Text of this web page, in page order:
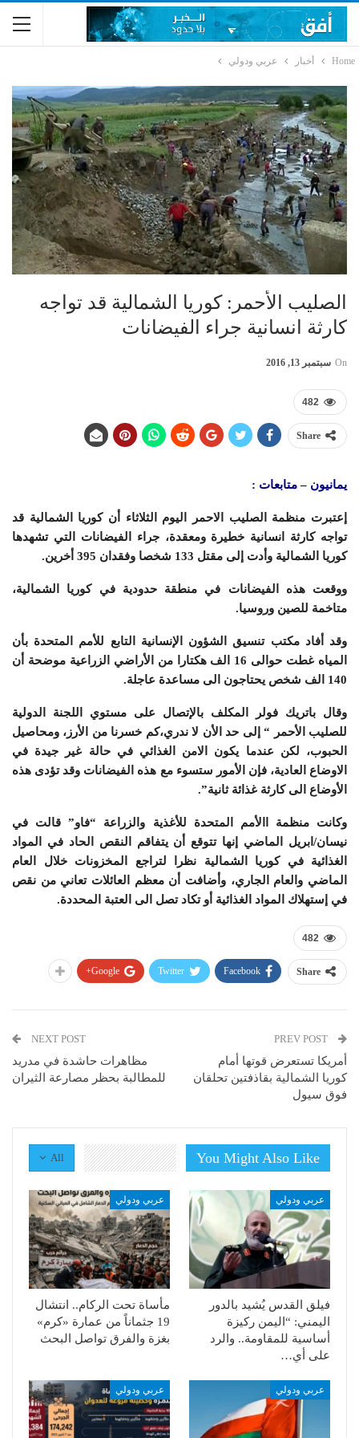
Home أخبار عربي ودولي
الصليب الأحمر: كوريا الشمالية قد تواجه
كارثة انسانية جراء الفيضانات
On سبتمبر 13, 2016
482
Share
يمانيون – متابعات :
إعتبرت منظمة الصليب الاحمر اليوم الثلاثاء أن كوريا الشمالية قد
تواجه كارثة انسانية خطيرة ومعقدة، جراء الفيضانات التي تشهدها
كوريا الشمالية وأدت إلى مقتل 133 شخصا وفقدان 395 أخرين.
ووقعت هذه الفيضانات في منطقة حدودية في كوريا الشمالية،
متاخمة للصين وروسيا.
وقد أفاد مكتب تنسيق الشؤون الإنسانية التابع للأمم المتحدة بأن
المياه غطت حوالى 16 الف هكتارا من الأراضي الزراعية موضحة أن
140 الف شخص يحتاجون الى مساعدة عاجلة.
وقال باتريك فولر المكلف بالإتصال على مستوي اللجنة الدولية
للصليب الأحمر “ إلى حد الأن لا ندري،كم خسرنا من الأرز، ومحاصيل
الحبوب، لكن عندما يكون الامن الغذائي في حالة غير جيدة في
الاوضاع العادية، فإن الأمور ستسوء مع هذه الفيضانات وقد تؤدى هذه
الأوضاع الى كارثة غذائة ثانية”.
وكانت منظمة االأمم المتحدة للأغذية والزراعة “فاو” قالت في
نيسان/ابريل الماضي إنها تتوقع أن يتفاقم النقص الحاد في المواد
الغذائية في كوريا الشمالية نظرا لتراجع المخزونات خلال العام
الماضي والعام الجاري، وأضافت أن معظم العائلات تعاني من نقص
في إستهلاك المواد الغذائية أو تكاد تصل الى العتبة المحددة.
482
Share
Facebook
Twitter
Google+
أمريكا تستعرض قوتها أمام
كوريا الشمالية بقاذفتين تحلقان
فوق سيول
NEXT POST
مظاهرات حاشدة في مدريد
للمطالبة بحظر مصارعة الثيران
All You Might Also Like
عربي ودولي
فيلق القدس يُشيد بالدور
اليمني: “اليمن ركيزة
أساسية للمقاومة.. والرد
على أي…
عربي ودولي
مأساة تحت الركام.. انتشال
19 جثماناً من عمارة «كرم»
بغزة والفرق تواصل البحث
عربي ودولي عربي ودولي